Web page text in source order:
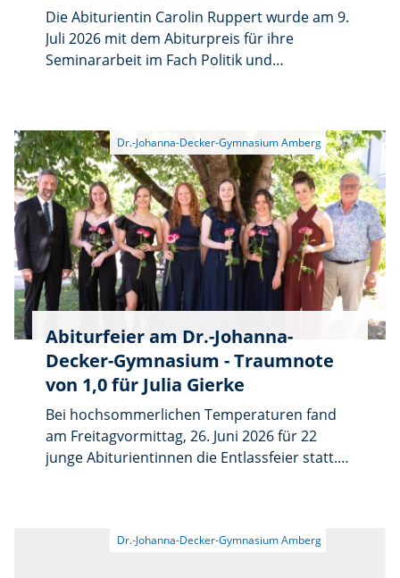
Die Abiturientin Carolin Ruppert wurde am 9.
Juli 2026 mit dem Abiturpreis für ihre
Seminararbeit im Fach Politik und
werden. Insgesamt standen über 100
Seminararbeiten aus ganz Bayern zur
Bewertung: Fünf davon konnten die Jury
überzeugen, die aus Lehrkräften,
Hochschuldozenten und Mitgliedern der
Akademie für Politische Bildung in Tutzing
sowie Vertretern vom Landesverband für
Politische Bildung bestand.
Abiturfeier am Dr.-Johanna-
Decker-Gymnasium - Traumnote
von 1,0 für Julia Gierke
Bei hochsommerlichen Temperaturen fand
am Freitagvormittag, 26. Juni 2026 für 22
junge Abiturientinnen die Entlassfeier statt.
Abiturjahrgang selbst unterrichtet hatte,